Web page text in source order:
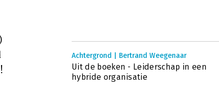
Achtergrond | Bertrand Weegenaar
Uit de boeken - Leiderschap in een
hybride organisatie